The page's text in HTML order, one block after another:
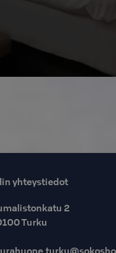
yhteystiedot
2
Turku